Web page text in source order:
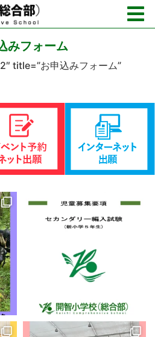
みフォーム
title=”お申込みフォーム”